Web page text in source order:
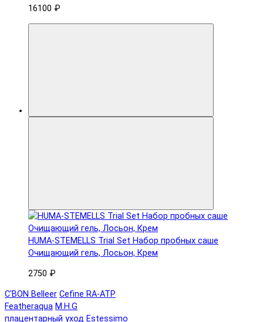
16100 ₽
HUMA-STEMELLS Trial Set Набор пробных саше
Очищающий гель, Лосьон, Крем
2750 ₽
C'BON Belleer Cefine RA-ATP
Featheraqua M.H.G
плацентарный уход Estessimo